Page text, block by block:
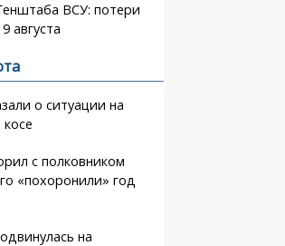
ВСУ: потери
августа
о ситуации на
с полковником
«похоронили» год
на